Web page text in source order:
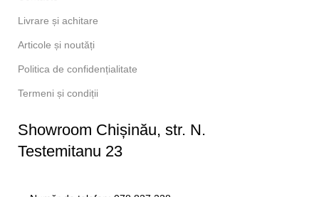
Livrare și achitare
Articole și noutăți
Politica de confidențialitate
Termeni și condiții
Showroom Chișinău, str. N.
Testemitanu 23